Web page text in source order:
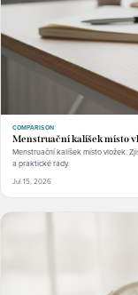
COMPARISON
Menstruační kalíšek místo
Menstruační kalíšek místo vložek:
a praktické rady.
Jul 15, 2026